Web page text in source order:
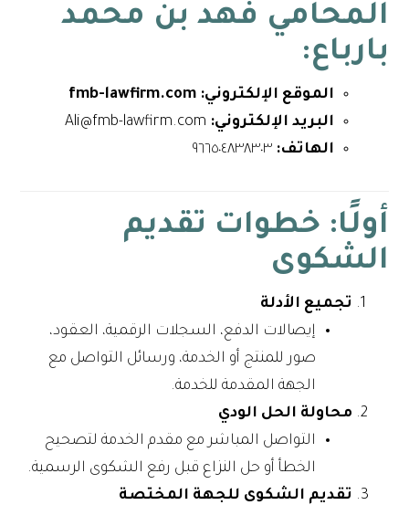
المحامي فهد بن محمد
بارباع:
الموقع الإلكتروني: fmb-lawfirm.com
البريد الإلكتروني: Ali@fmb-lawfirm.com
الهاتف: ٩٦٦٥٠٤٨٣٨٣٠٣
أولًا: خطوات تقديم
الشكوى
تجميع الأدلة
إيصالات الدفع، السجلات الرقمية، العقود،
صور للمنتج أو الخدمة، ورسائل التواصل مع
الجهة المقدمة للخدمة.
محاولة الحل الودي
التواصل المباشر مع مقدم الخدمة لتصحيح
الخطأ أو حل النزاع قبل رفع الشكوى الرسمية.
تقديم الشكوى للجهة المختصة